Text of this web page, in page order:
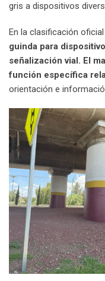
gris a dispositivos
En la clasificación
guinda para
señalización vial. El
función específica
orientación e